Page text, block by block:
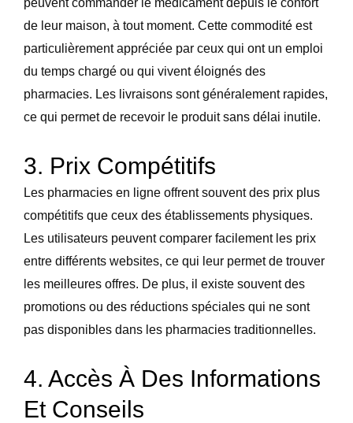
peuvent commander le médicament depuis le confort
de leur maison, à tout moment. Cette commodité est
particulièrement appréciée par ceux qui ont un emploi
du temps chargé ou qui vivent éloignés des
pharmacies. Les livraisons sont généralement rapides,
ce qui permet de recevoir le produit sans délai inutile.
3. Prix Compétitifs
Les pharmacies en ligne offrent souvent des prix plus
compétitifs que ceux des établissements physiques.
Les utilisateurs peuvent comparer facilement les prix
entre différents websites, ce qui leur permet de trouver
les meilleures offres. De plus, il existe souvent des
promotions ou des réductions spéciales qui ne sont
pas disponibles dans les pharmacies traditionnelles.
4. Accès À Des Informations
Et Conseils